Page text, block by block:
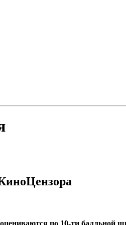
по 10-ти балльной